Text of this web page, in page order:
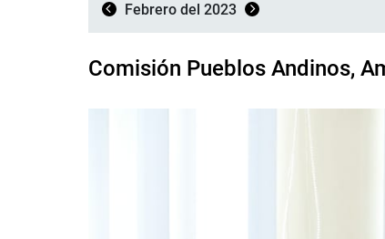
Febrero del 2023
Comisión Pueblos Andinos,